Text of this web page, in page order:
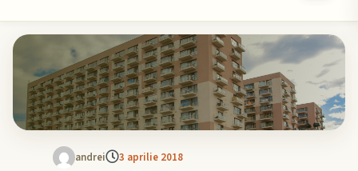
andrei 3 aprilie 2018